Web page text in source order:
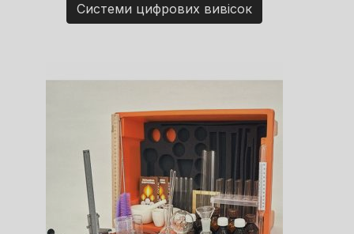
Системи цифрових вивісок